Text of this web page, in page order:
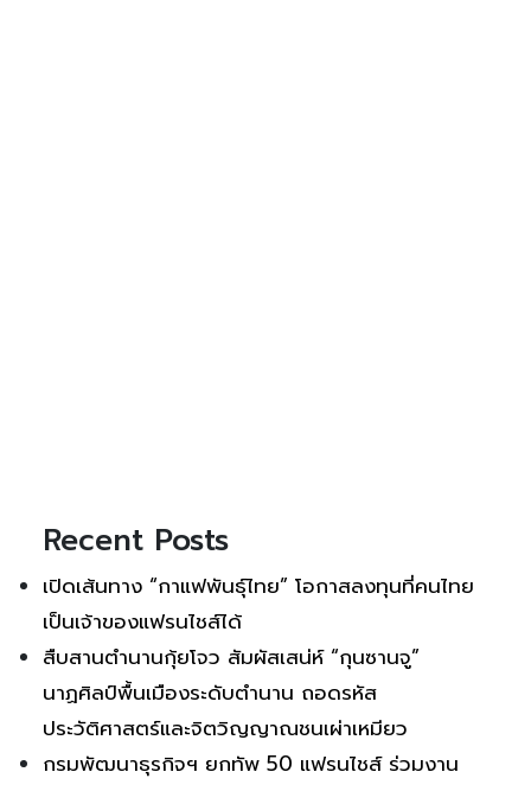
Recent Posts
เปิดเส้นทาง “กาแฟพันธุ์ไทย” โอกาสลงทุนที่คนไทย
เป็นเจ้าของแฟรนไชส์ได้
สืบสานตำนานกุ้ยโจว สัมผัสเสน่ห์ “กุนซานจู”
นาฏศิลป์พื้นเมืองระดับตำนาน ถอดรหัส
ประวัติศาสตร์และจิตวิญญาณชนเผ่าเหมียว
กรมพัฒนาธุรกิจฯ ยกทัพ 50 แฟรนไชส์ ร่วมงาน